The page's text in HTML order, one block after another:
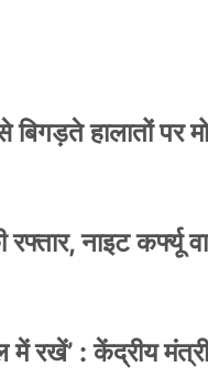
बिगड़ते हालातों
रफ्तार, नाइट कर्फ्यू
रखें’ : केंद्रीय